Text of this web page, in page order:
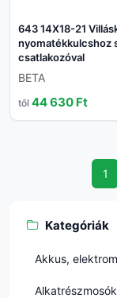
643 14X18-21
nyomatékkulcshoz
csatlakozóval
BETA
től 44 630 Ft
1
Kategóriák
Akkus,